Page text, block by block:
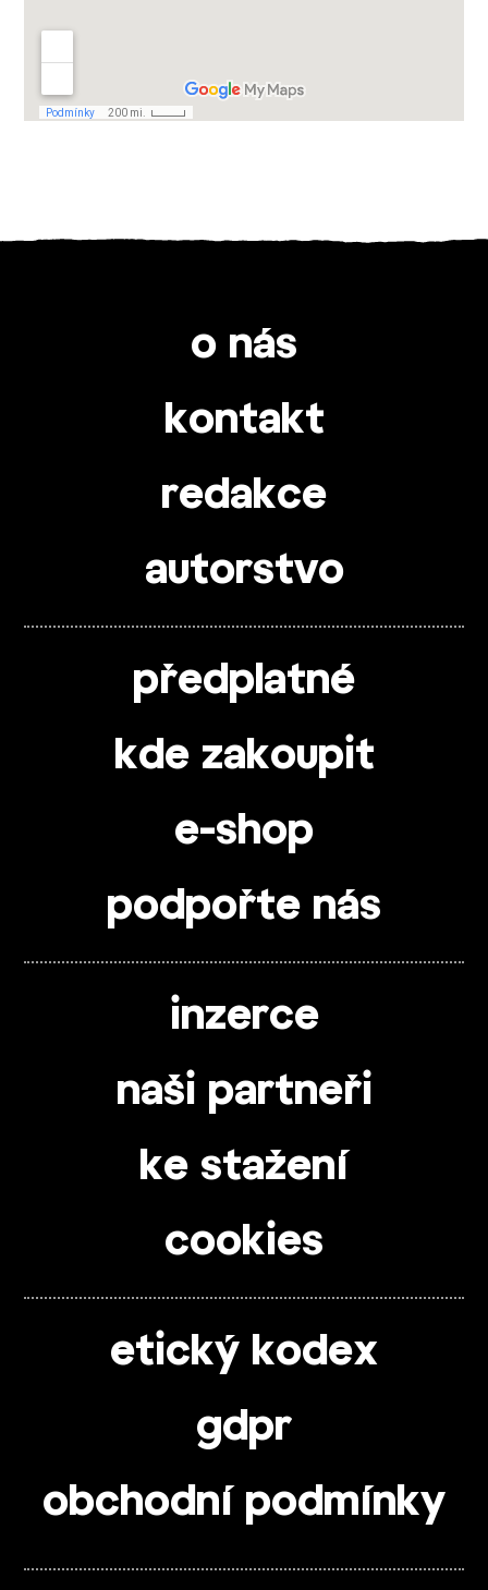
o nás
kontakt
redakce
autorstvo
předplatné
kde zakoupit
e-shop
podpořte nás
inzerce
naši partneři
ke stažení
cookies
etický kodex
gdpr
obchodní podmínky